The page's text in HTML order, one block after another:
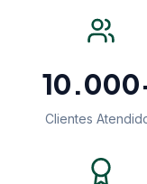
Clientes